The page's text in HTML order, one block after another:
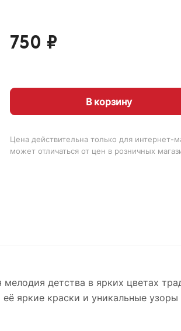
750 ₽
В корзину
Цена действительна только для интернет-
может отличаться от цен в розничных
детства в ярких цветах
яркие краски и уникальные